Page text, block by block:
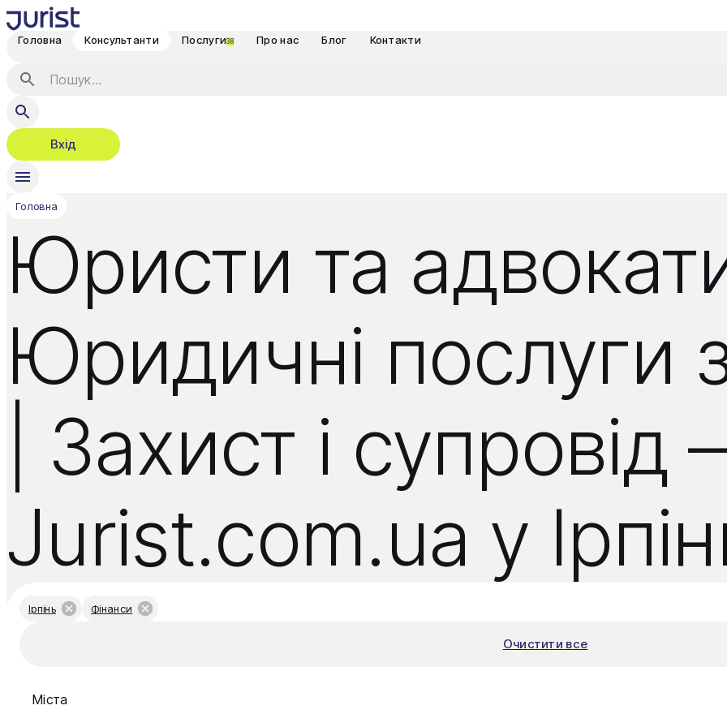
Головна Консультанти Послуги38 Про нас Блог Контакти
Вхід
Головна
Юристи та
Юридичні послуги
| Захист і
Jurist.com.ua у
Ірпінь Фінанси
Очистити все
Міста